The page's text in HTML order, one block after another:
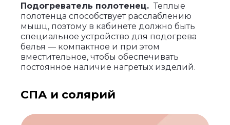
Подогреватель полотенец. Теплые
полотенца способствует расслаблению
мышц, поэтому в кабинете должно быть
специальное устройство для подогрева
белья — компактное и при этом
вместительное, чтобы обеспечивать
постоянное наличие нагретых изделий.
СПА и солярий